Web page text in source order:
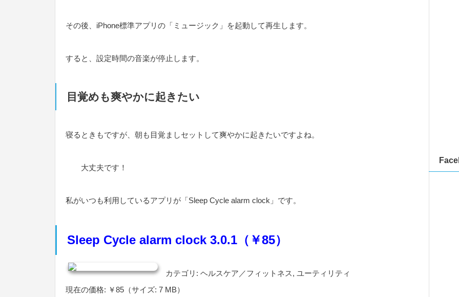
その後、iPhone標準アプリの「ミュージック」を起動して再生します。
すると、設定時間の音楽が停止します。
目覚めも爽やかに起きたい
寝るときもですが、朝も目覚ましセットして爽やかに起きたいですよね。
大丈夫です！
私がいつも利用しているアプリが「Sleep Cycle alarm clock」です。
Sleep Cycle alarm clock 3.0.1（￥85）
カテゴリ: ヘルスケア／フィットネス, ユーティリティ
現在の価格: ￥85（サイズ: 7 MB）